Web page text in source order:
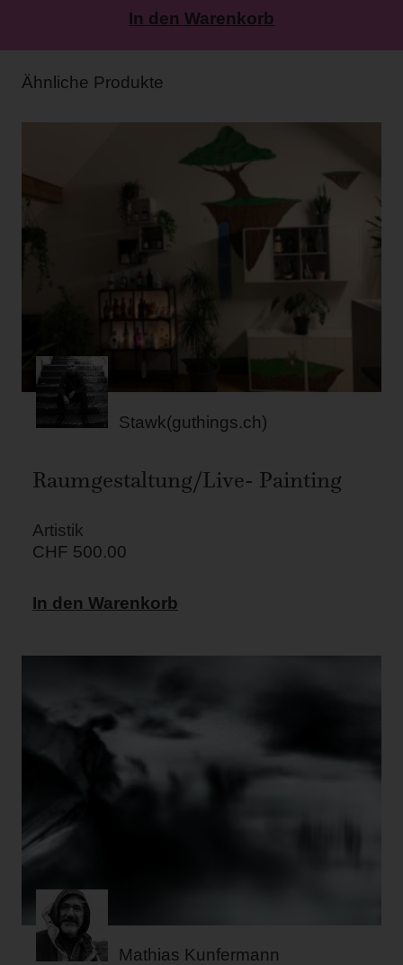
In den Warenkorb
Ähnliche Produkte
Stawk(guthings.ch)
Raumgestaltung/Live- Painting
Artistik
CHF 500.00
In den Warenkorb
Mathias Kunfermann